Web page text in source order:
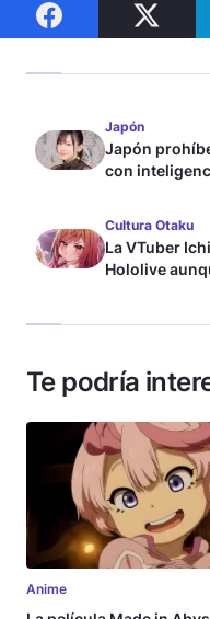
Japón
Japón
con
Cultura Otaku
La VTuber
Hololive
Te podría
Anime